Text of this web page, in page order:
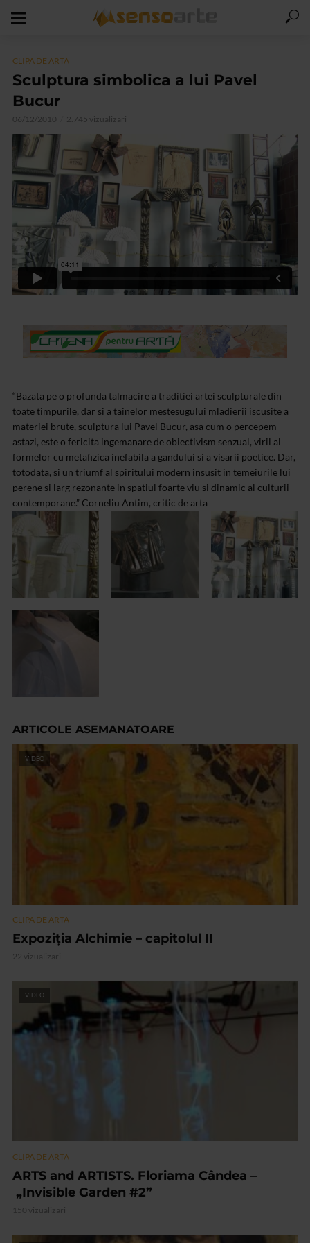
CLIPA DE ARTA
Sculptura simbolica a lui Pavel
Bucur
06/12/2010 2.745 vizualizari
“Bazata pe o profunda talmacire a traditiei artei sculpturale din
toate timpurile, dar si a tainelor mestesugului mladierii iscusite a
materiei brute, sculptura lui Pavel Bucur, asa cum o percepem
astazi, este o fericita ingemanare de obiectivism senzual, viril al
formelor cu metafizica inefabila a gandului si a visarii poetice. Dar,
totodata, si un triumf al spiritului modern insusit in temeiurile lui
perene si larg rezonante in spatiul foarte viu si dinamic al culturii
contemporane.” Corneliu Antim, critic de arta
ARTICOLE ASEMANATOARE
VIDEO
CLIPA DE ARTA
Expoziția Alchimie – capitolul II
22 vizualizari
VIDEO
CLIPA DE ARTA
ARTS and ARTISTS. Floriama Cândea –
„Invisible Garden #2”
150 vizualizari